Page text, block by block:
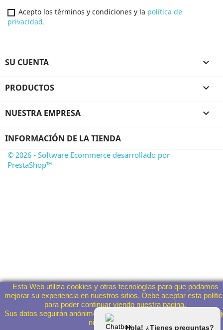
Acepto los términos y condiciones y la política de
privacidad.
SU CUENTA 
PRODUCTOS 
NUESTRA EMPRESA 
Esta Web utiliza cookies y otras tecnologías para que podamos
mejorar su experiencia en nuestros sitios. Debe aceptar esta
para poder continuar viendo nuestra pagina.
Sus datos seguirán anónimos y no serán entregados a terceros
ningún concepto
Hola! ¿Tienes preguntas?
INFORMACIÓN DE LA TIENDA
© 2026 - Software Ecommerce desarrollado por
PrestaShop™